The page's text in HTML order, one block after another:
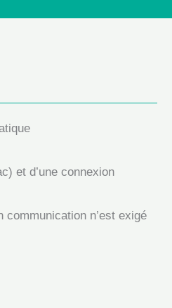
et d’une connexion
n’est exigé